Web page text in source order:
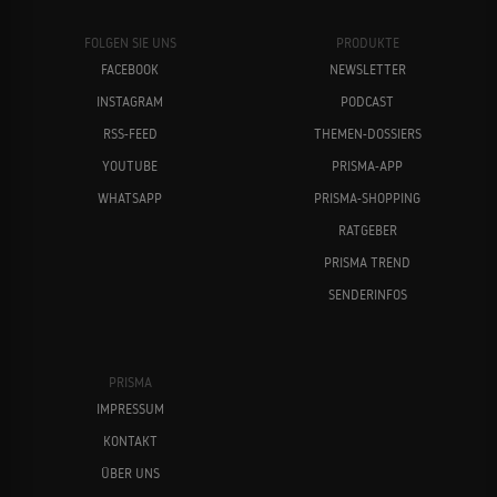
FOLGEN SIE UNS
FACEBOOK
INSTAGRAM
RSS-FEED
YOUTUBE
WHATSAPP
PRODUKTE
NEWSLETTER
PODCAST
THEMEN-DOSSIERS
PRISMA-APP
PRISMA-SHOPPING
RATGEBER
PRISMA TREND
SENDERINFOS
PRISMA
IMPRESSUM
KONTAKT
ÜBER UNS